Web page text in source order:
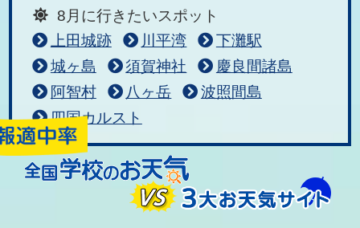
8月に行きたいスポット
上田城跡
川平湾
下灘駅
城ヶ島
須賀神社
慶良間諸島
阿智村
八ヶ岳
波照間島
四国カルスト